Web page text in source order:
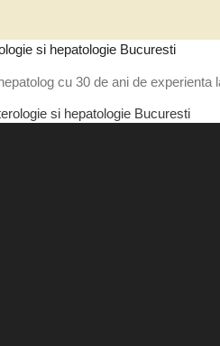
si hepatologie Bucuresti
cu 30 de ani de experienta